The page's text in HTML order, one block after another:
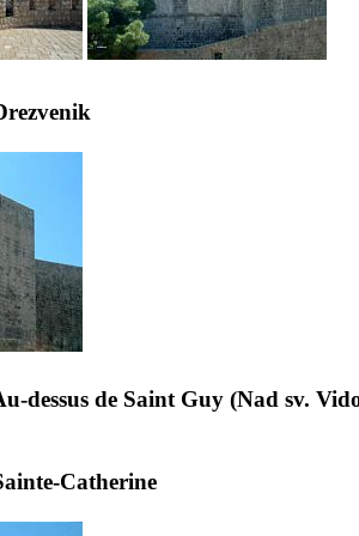
dessus de Saint Guy (Nad sv.
Catherine